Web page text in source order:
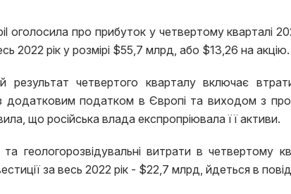
оголосила про прибуток у четвертому кварталі
2022 рік у розмірі $55,7 млрд, або $13,26 на акцію.
результат четвертого кварталу включає
з додатковим податком в Європі та виходом з
що російська влада експропріювала її активи.
та геологорозвідувальні витрати в четвертому
за весь 2022 рік - $22,7 млрд, йдеться в